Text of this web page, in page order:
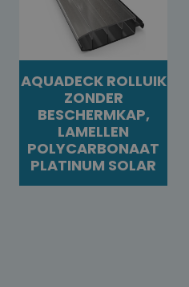
AQUADECK ROLLUIK
ZONDER
BESCHERMKAP,
LAMELLEN
POLYCARBONAAT
PLATINUM SOLAR